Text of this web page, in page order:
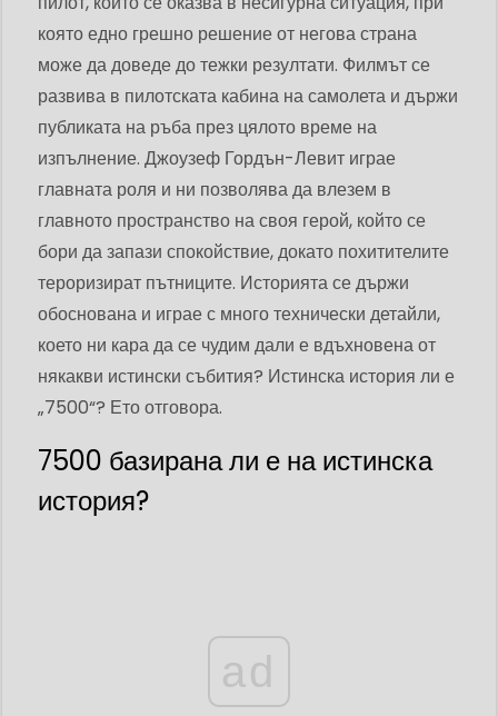
която едно грешно решение от негова страна
може да доведе до тежки резултати. Филмът се
развива в пилотската кабина на самолета и държи
публиката на ръба през цялото време на
изпълнение. Джоузеф Гордън-Левит играе
главната роля и ни позволява да влезем в
главното пространство на своя герой, който се
бори да запази спокойствие, докато похитителите
тероризират пътниците. Историята се държи
обоснована и играе с много технически детайли,
което ни кара да се чудим дали е вдъхновена от
някакви истински събития? Истинска история ли е
„7500“? Ето отговора.
7500 базирана ли е на истинска
история?
ad